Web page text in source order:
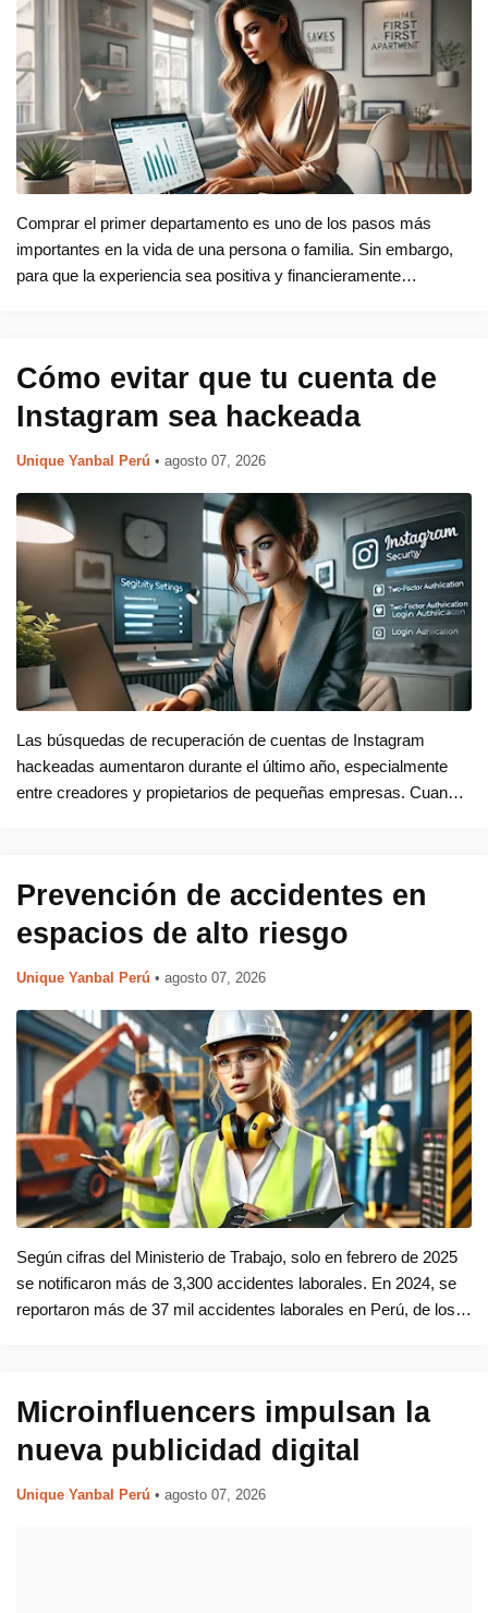
Comprar el primer departamento es uno de los pasos más
importantes en la vida de una persona o familia. Sin embargo,
para que la experiencia sea positiva y financieramente
Cómo evitar que tu cuenta de
Instagram sea hackeada
Unique Yanbal Perú • agosto 07, 2026
Las búsquedas de recuperación de cuentas de Instagram
hackeadas aumentaron durante el último año, especialmente
entre creadores y propietarios de pequeñas empresas. Cuando
Prevención de accidentes en
espacios de alto riesgo
Unique Yanbal Perú • agosto 07, 2026
Según cifras del Ministerio de Trabajo, solo en febrero de 2025
se notificaron más de 3,300 accidentes laborales. En 2024, se
reportaron más de 37 mil accidentes laborales en Perú, de los
Microinfluencers impulsan la
nueva publicidad digital
Unique Yanbal Perú • agosto 07, 2026